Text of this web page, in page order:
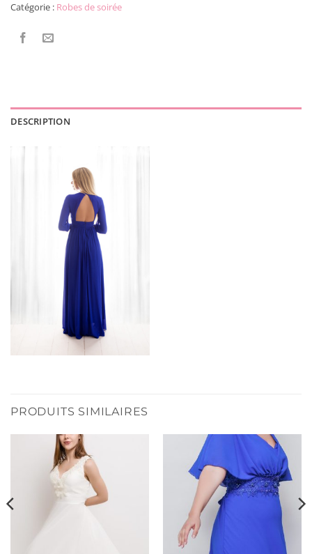
Catégorie : Robes de soirée
DESCRIPTION
PRODUITS SIMILAIRES